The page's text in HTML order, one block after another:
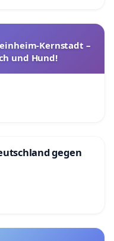
Kernstadt –
und Hund!
gegen